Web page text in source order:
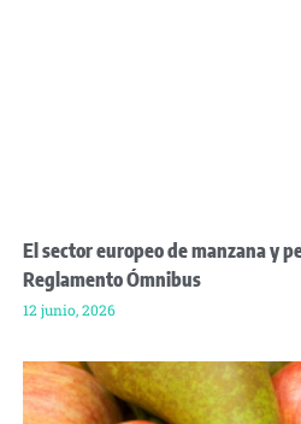
El sector europeo de manzana y
Reglamento Ómnibus
12 junio, 2026